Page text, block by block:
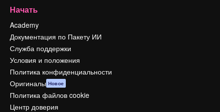
Начать
Academy
Документация по Пакету ИИ
Служба поддержки
Условия и положения
Политика конфиденциальности
Оригиналы Новое
Политика файлов cookie
Центр доверия